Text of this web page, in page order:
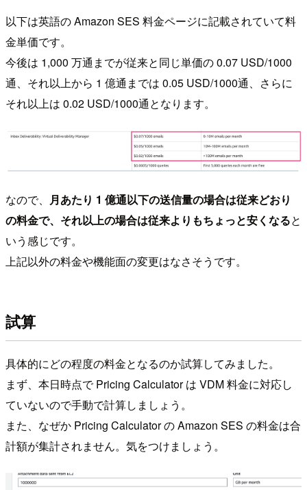
以下は英語の Amazon SES 料金ページに記載されていて料
金単価です。
今後は 1,000 万通までが従来と同じ単価の 0.07 USD/1000
通、それ以上から 1 億通までは 0.05 USD/1000通、さらに
それ以上は 0.02 USD/1000通となります。
なので、 月あたり 1 億通以下の送信量の場合は従来どおり
の料金で、それ以上の場合は従来よりもちょっと安くなると
いう感じです。
上記以外の料金や機能面の変更はなさそうです。
試算
具体的にどの程度の料金となるのか試算してみました。
まず、本日時点で Pricing Calculator は VDM 料金に対応し
ていないので手動で計算しましょう。
また、なぜか Pricing Calculator の Amazon SES の料金は合
計額が集計されません。気をつけましょう。